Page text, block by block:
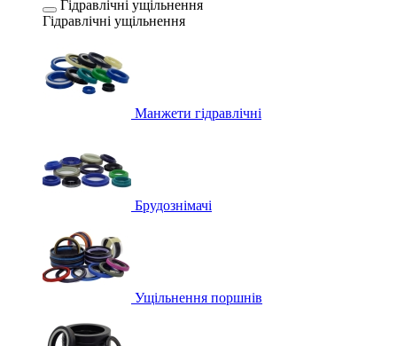
Гідравлічні ущільнення
Гідравлічні ущільнення
Манжети гідравлічні
Брудознімачі
Ущільнення поршнів